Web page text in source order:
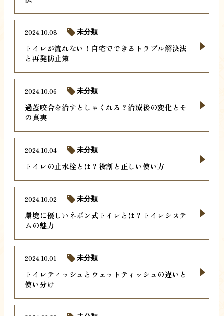
トイレが流れない！自宅でできるトラブル解決法
と再発防止策
2024.10.08 未分類
過蓋咬合を治すとしゃくれる？治療後の変化とそ
の真実
2024.10.06 未分類
トイレの止水栓とは？役割と正しい使い方
2024.10.04 未分類
環境に優しいネポン式トイレとは？トイレシステ
ムの魅力
2024.10.02 未分類
トイレティッシュとウェットティッシュの違いと
使い分け
2024.10.01 未分類